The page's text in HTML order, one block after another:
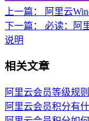
上一篇：
阿里云
下一篇：
必读：阿
说明
相关文章
阿里云会员等级规
阿里云会员积分有什